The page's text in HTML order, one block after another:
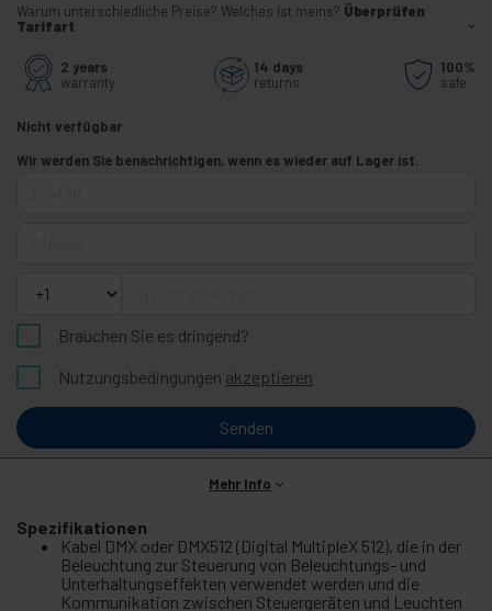
Warum unterschiedliche Preise? Welches ist meins? Überprüfen
Tarifart
2 years
warranty
14 days
returns
100%
safe
Nicht verfügbar
Wir werden Sie benachrichtigen, wenn es wieder auf Lager ist.
Brauchen Sie es dringend?
Nutzungsbedingungen akzeptieren
Senden
Mehr Info
Spezifikationen
Kabel DMX oder DMX512 (Digital MultipleX 512), die in der
Beleuchtung zur Steuerung von Beleuchtungs- und
Unterhaltungseffekten verwendet werden und die
Kommunikation zwischen Steuergeräten und Leuchten